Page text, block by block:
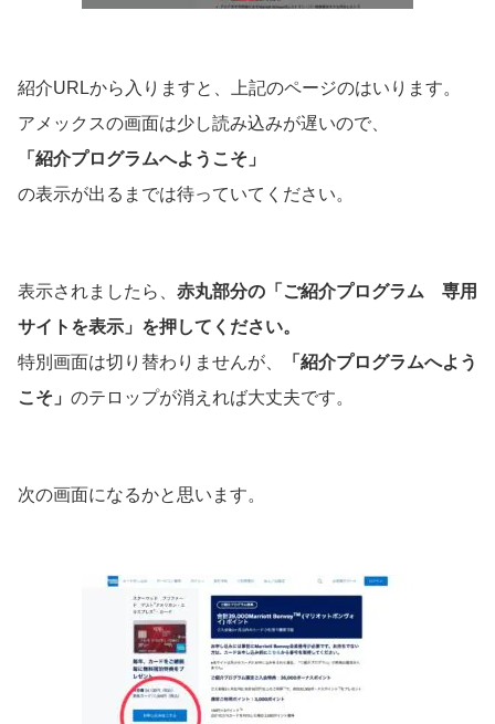
紹介URLから入りますと、上記のページのはいります。
アメックスの画面は少し読み込みが遅いので、
「紹介プログラムへようこそ」
の表示が出るまでは待っていてください。
表示されましたら、 赤丸部分の「ご紹介プログラム 専用
サイトを表示」を押してください。
特別画面は切り替わりませんが、
「紹介プログラムへよう
こそ」 のテロップが消えれば大丈夫です。
次の画面になるかと思います。